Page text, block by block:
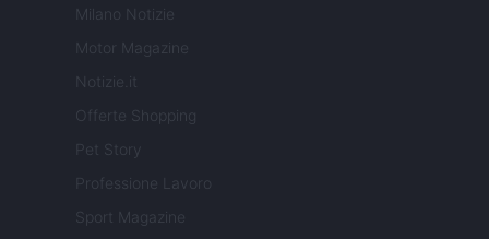
Milano Notizie
Motor Magazine
Notizie.it
Offerte Shopping
Pet Story
Professione Lavoro
Sport Magazine